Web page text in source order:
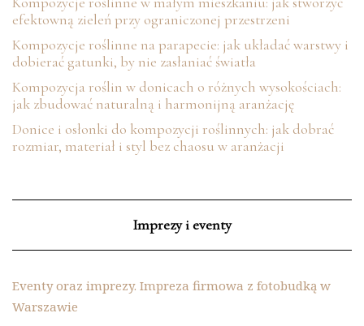
efektowną zieleń przy ograniczonej przestrzeni
Kompozycje roślinne na parapecie: jak układać warstwy i
dobierać gatunki, by nie zasłaniać światła
Kompozycja roślin w donicach o różnych wysokościach:
jak zbudować naturalną i harmonijną aranżację
Donice i osłonki do kompozycji roślinnych: jak dobrać
rozmiar, materiał i styl bez chaosu w aranżacji
Imprezy i eventy
Eventy oraz imprezy. Impreza firmowa z fotobudką w
Warszawie